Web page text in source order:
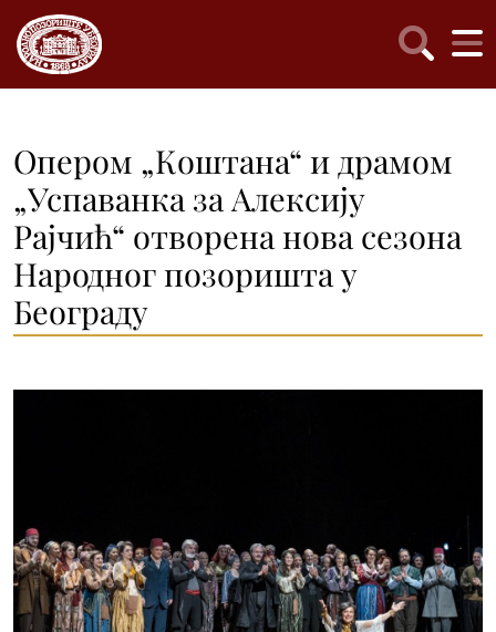
Опером „Коштана“ и драмом
„Успаванка за Алексију
Рајчић“ отворена нова сезона
Народног позоришта у
Београду